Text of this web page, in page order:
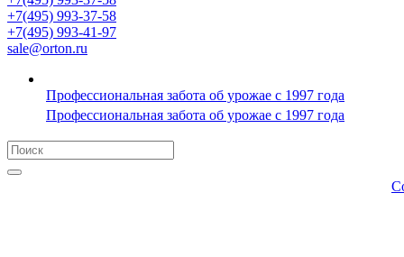
+7(495) 993-37-58
+7(495) 993-41-97
sale@orton.ru
Профессиональная забота об урожае с 1997 года
Профессиональная забота об урожае с 1997 года